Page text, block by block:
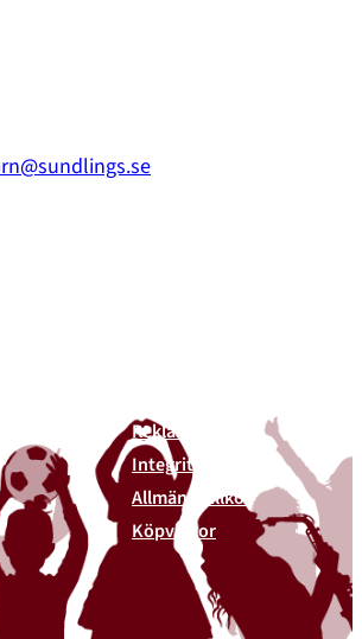
Reklamation
Integritetspolicy
Allmäna villkor
Köpvillkor